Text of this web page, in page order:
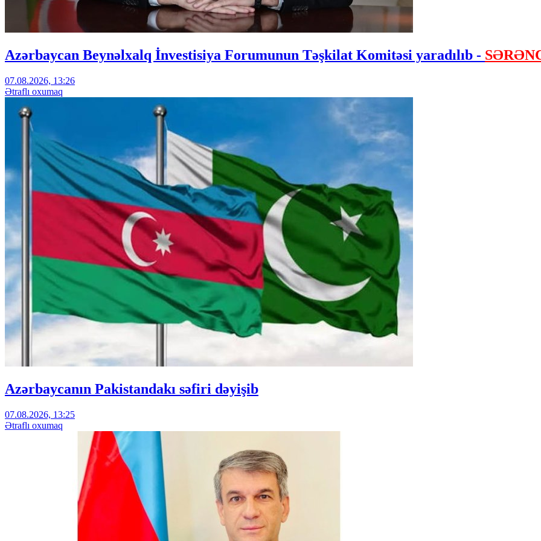
Azərbaycan Beynəlxalq İnvestisiya Forumunun Təşkilat Komitəsi yaradılıb -
07.08.2026, 13:26
Ətraflı oxumaq
Azərbaycanın Pakistandakı səfiri dəyişib
07.08.2026, 13:25
Ətraflı oxumaq